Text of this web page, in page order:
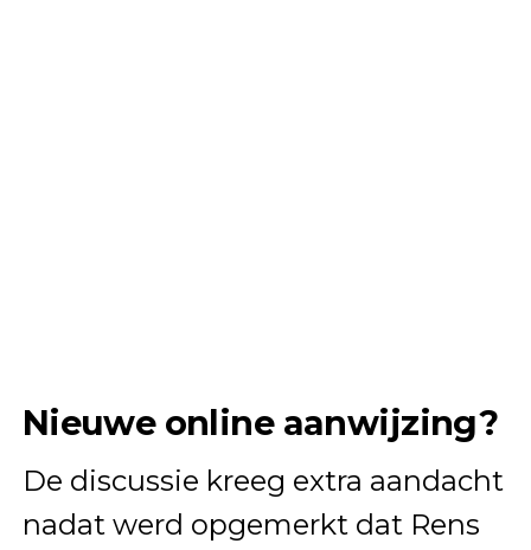
Nieuwe online aanwijzing?
De discussie kreeg extra aandacht
nadat werd opgemerkt dat Rens